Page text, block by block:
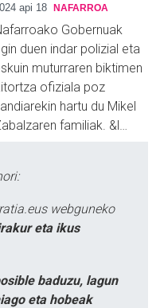
api 18 NAFARROA
Gobernuak
duen indar polizial eta
muturraren biktimen
ofiziala poz
hartu du Mikel
familiak. &l…
webguneko
eta ikus
baduzu, lagun
eta hobeak